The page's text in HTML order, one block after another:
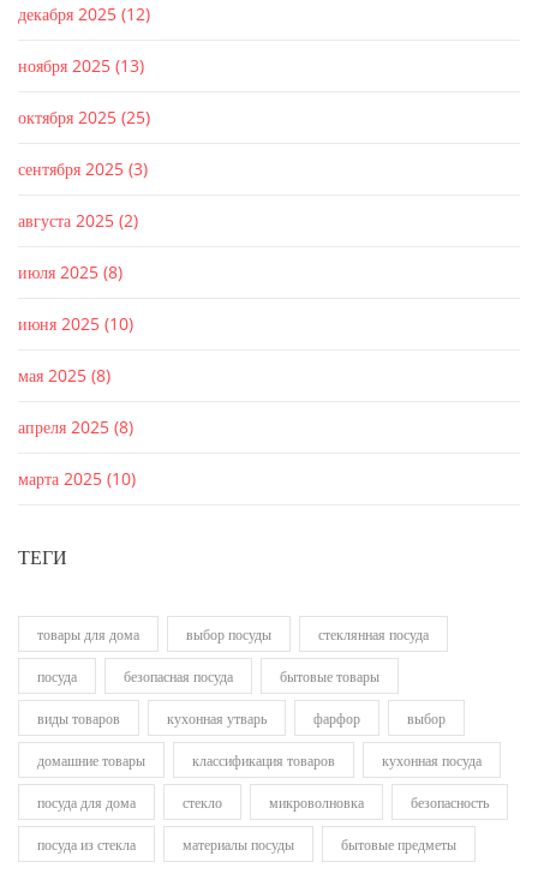
декабря 2025 (12)
ноября 2025 (13)
октября 2025 (25)
сентября 2025 (3)
августа 2025 (2)
июля 2025 (8)
июня 2025 (10)
мая 2025 (8)
апреля 2025 (8)
марта 2025 (10)
ТЕГИ
товары для дома выбор посуды стеклянная посуда
посуда безопасная посуда бытовые товары
виды товаров кухонная утварь фарфор выбор
домашние товары классификация товаров кухонная посуда
посуда для дома стекло микроволновка безопасность
посуда из стекла материалы посуды бытовые предметы